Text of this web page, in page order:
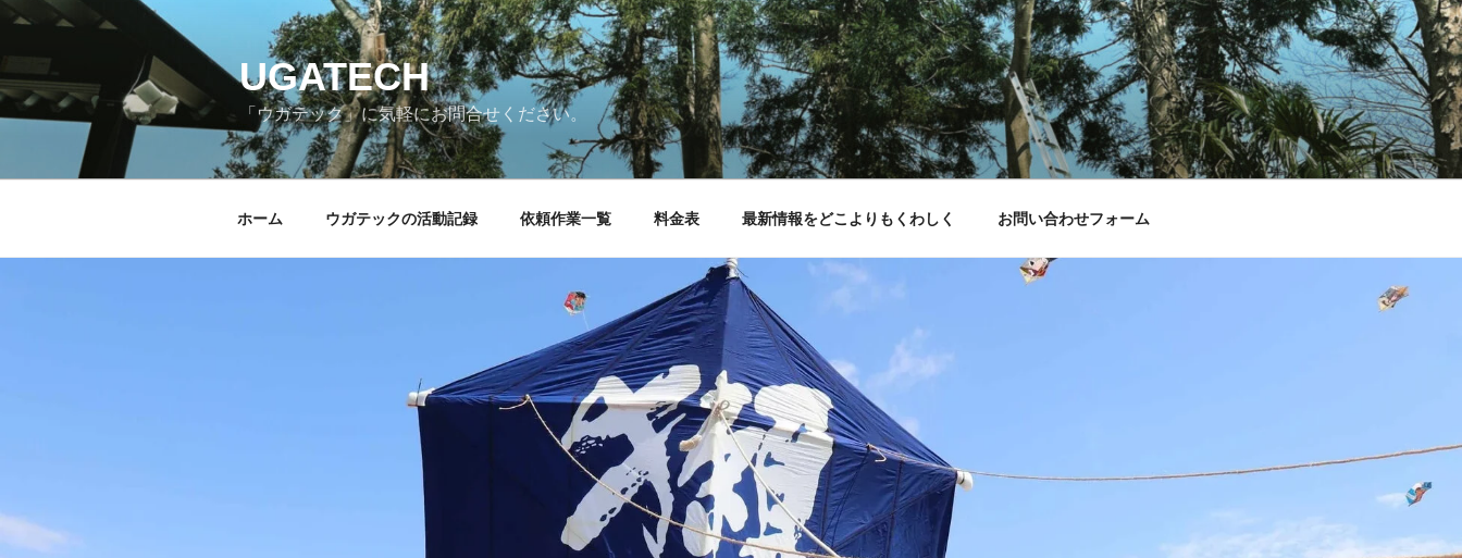
ン
ツ
UGATECH
「ウガテック」に気軽にお問合せください。
ホーム ウガテックの活動記録 依頼作業一覧 料金表 最新情報をどこよりもくわしく お問い合わせフォーム